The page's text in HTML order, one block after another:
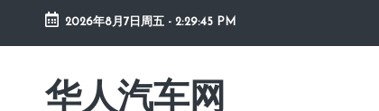
Skip
content
2026年8月7日周五 - 2:29:46 PM
华人汽车网